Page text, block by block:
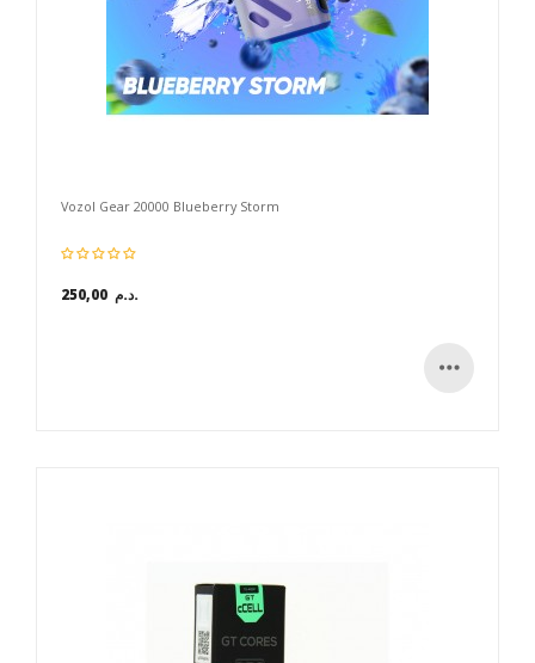
Vozol Gear 20000 Blueberry Storm
250,00 د.م.